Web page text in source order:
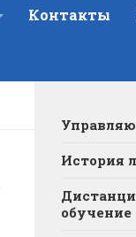
Контакты
История
обучение